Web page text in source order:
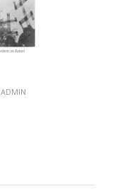
ADMIN